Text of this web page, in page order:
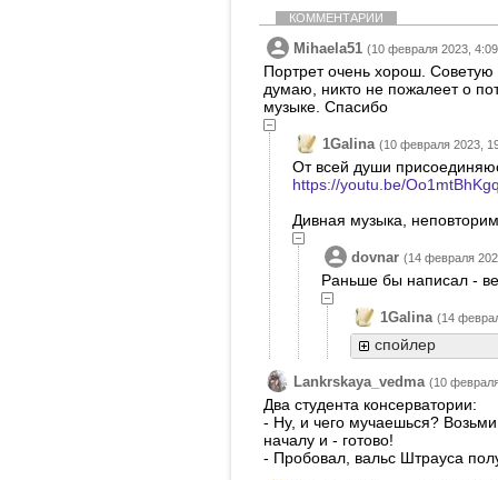
КОММЕНТАРИИ
Mihaela51 (10 февраля 2023,
Портрет очень хорош.
думаю, никто не пожалеет о
музыке. Спасибо
1Galina (10 февраля 2023,
От всей души
https://youtu.be/
Дивная музыка,
dovnar (14 февраля
Раньше бы написал -
1Galina (14
спойлер
Lankrskaya_vedma (10
Два студента консерватории:
- Ну, и чего мучаешься?
началу и - готово!
- Пробовал, вальс Штрауса